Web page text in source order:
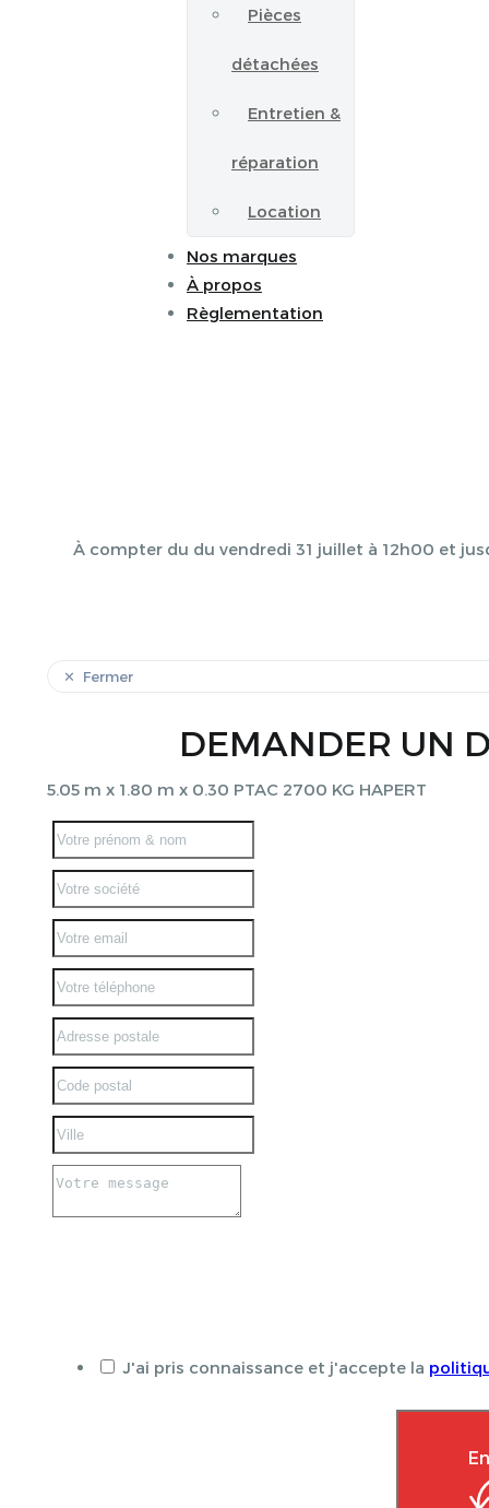
Pièces
détachées
Entretien &
réparation
Location
Nos marques
À propos
Règlementation
À compter du du vendredi 31 juillet à 12h00 et
Fermer
DEMANDER UN
5.05 m x 1.80 m x 0.30 PTAC 2700 KG HAPERT
J'ai pris connaissance et j'accepte la